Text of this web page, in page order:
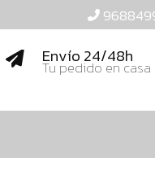
Envío 24/48h
Tu pedido en casa